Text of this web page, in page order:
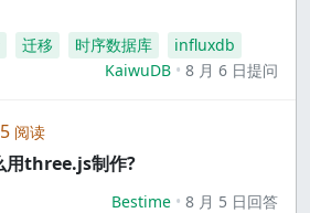
迁移 时序数据库
influxdb
KaiwuDB
8 月 6 日提问
阅读
用three.js制作?
Bestime 8 月 5 日回答